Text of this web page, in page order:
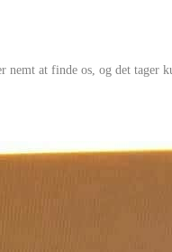
nemt at finde os, og det tager